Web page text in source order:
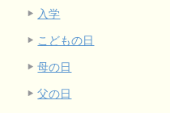
入学
こどもの日
母の日
父の日